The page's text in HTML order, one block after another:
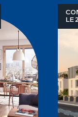
LE